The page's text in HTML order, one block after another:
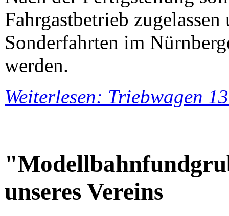
Fahrgastbetrieb
Sonderfahrten im
werden.
Weiterlesen: Triebwagen
unseres Vereins